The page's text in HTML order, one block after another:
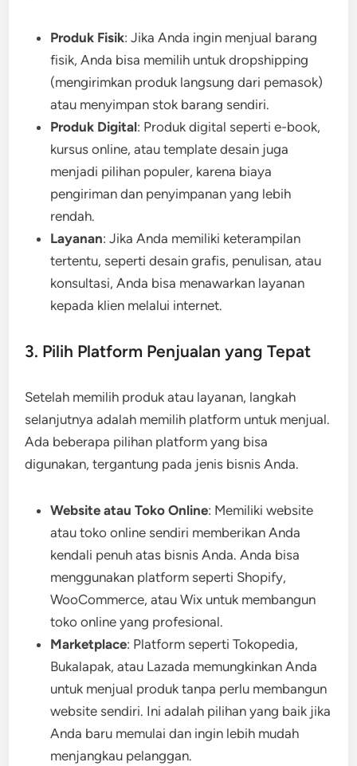
Produk Fisik: Jika Anda ingin menjual barang
fisik, Anda bisa memilih untuk dropshipping
(mengirimkan produk langsung dari pemasok)
atau menyimpan stok barang sendiri.
Produk Digital: Produk digital seperti e-book,
kursus online, atau template desain juga
menjadi pilihan populer, karena biaya
pengiriman dan penyimpanan yang lebih
rendah.
Layanan: Jika Anda memiliki keterampilan
tertentu, seperti desain grafis, penulisan, atau
konsultasi, Anda bisa menawarkan layanan
kepada klien melalui internet.
3. Pilih Platform Penjualan yang Tepat
Setelah memilih produk atau layanan, langkah
selanjutnya adalah memilih platform untuk menjual.
Ada beberapa pilihan platform yang bisa
digunakan, tergantung pada jenis bisnis Anda.
Website atau Toko Online: Memiliki website
atau toko online sendiri memberikan Anda
kendali penuh atas bisnis Anda. Anda bisa
menggunakan platform seperti Shopify,
WooCommerce, atau Wix untuk membangun
toko online yang profesional.
Marketplace: Platform seperti Tokopedia,
Bukalapak, atau Lazada memungkinkan Anda
untuk menjual produk tanpa perlu membangun
website sendiri. Ini adalah pilihan yang baik jika
Anda baru memulai dan ingin lebih mudah
menjangkau pelanggan.